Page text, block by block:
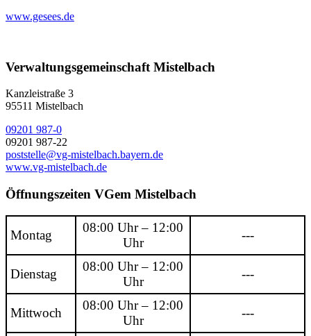
www.gesees.de
Verwaltungsgemeinschaft Mistelbach
Kanzleistraße 3
95511 Mistelbach
09201 987-0
09201 987-22
poststelle@vg-mistelbach.bayern.de
www.vg-mistelbach.de
Öffnungszeiten VGem Mistelbach
Montag
08:00 Uhr – 12:00
Uhr
---
Dienstag
08:00 Uhr – 12:00
Uhr
---
Mittwoch
08:00 Uhr – 12:00
Uhr
---